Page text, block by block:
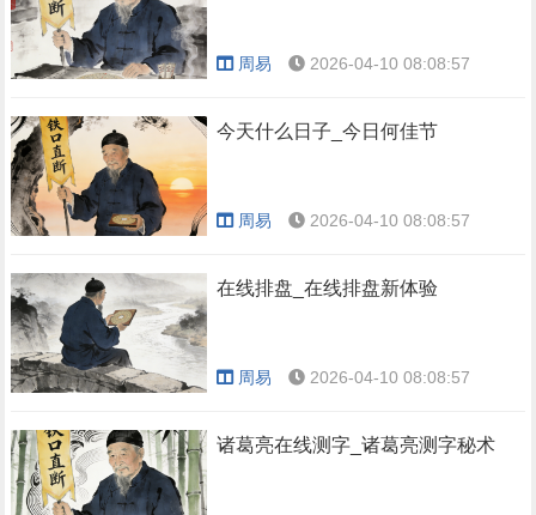
周易 2026-04-10 08:08:57
今天什么日子_今日何佳节
周易 2026-04-10 08:08:57
在线排盘_在线排盘新体验
周易 2026-04-10 08:08:57
诸葛亮在线测字_诸葛亮测字秘术